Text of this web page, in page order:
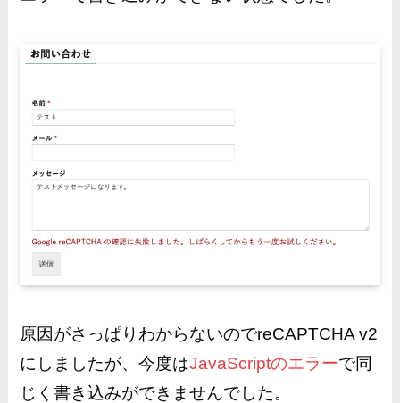
原因がさっぱりわからないのでreCAPTCHA v2
にしましたが、今度はJavaScriptのエラーで同
じく書き込みができませんでした。